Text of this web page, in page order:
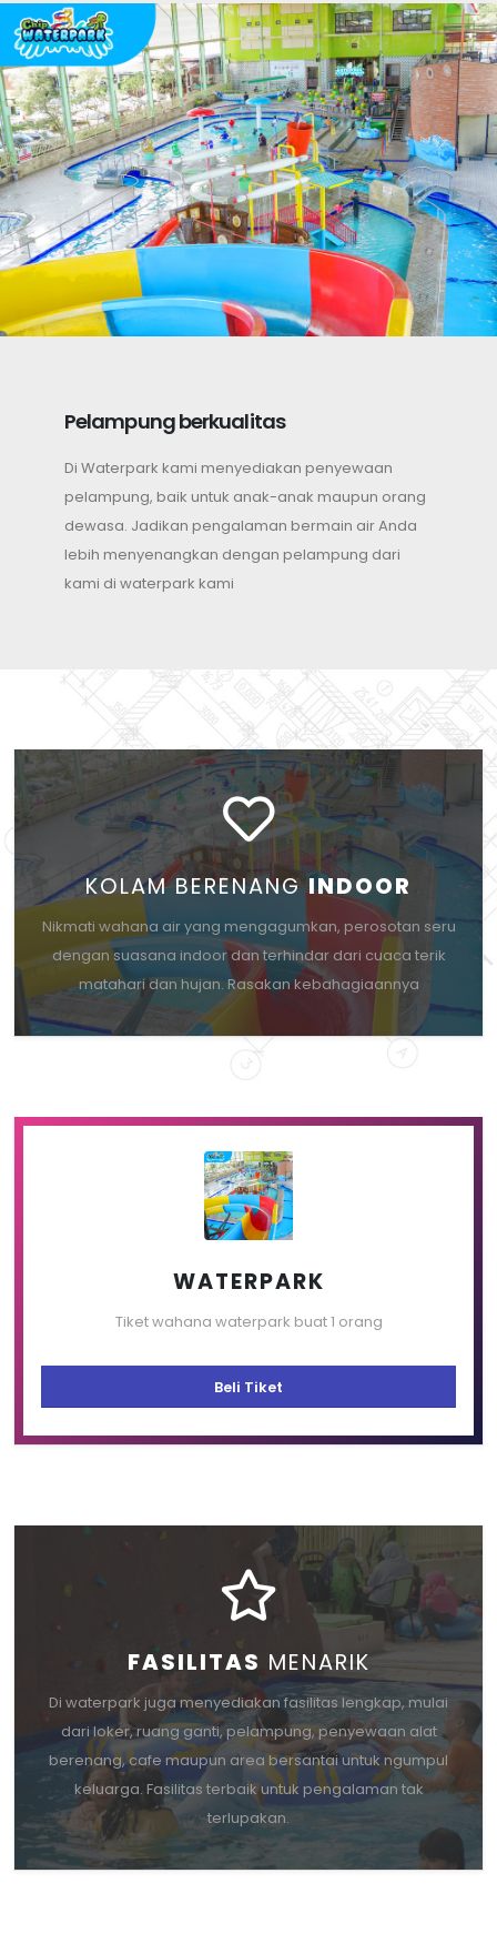
Pelampung berkualitas
Di Waterpark kami menyediakan penyewaan
pelampung, baik untuk anak-anak maupun orang
dewasa. Jadikan pengalaman bermain air Anda
lebih menyenangkan dengan pelampung dari
kami di waterpark kami
KOLAM BERENANGINDOOR
Nikmati wahana air yang mengagumkan, perosotan seru
dengan suasana indoor dan terhindar dari cuaca terik
matahari dan hujan. Rasakan kebahagiaannya
WATERPARK
Tiket wahana waterpark buat 1 orang
Beli Tiket
FASILITAS MENARIK
Di waterpark juga menyediakan fasilitas lengkap, mulai
dari loker, ruang ganti, pelampung, penyewaan alat
berenang, cafe maupun area bersantai untuk ngumpul
keluarga. Fasilitas terbaik untuk pengalaman tak
terlupakan.